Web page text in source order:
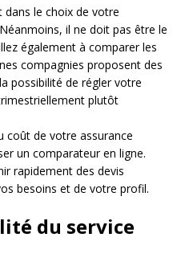
le choix de votre
il ne doit pas être le
également à comparer les
compagnies proposent des
possibilité de régler votre
plutôt
coût de votre assurance
un comparateur en ligne.
rapidement des devis
besoins et de votre profil.
du service